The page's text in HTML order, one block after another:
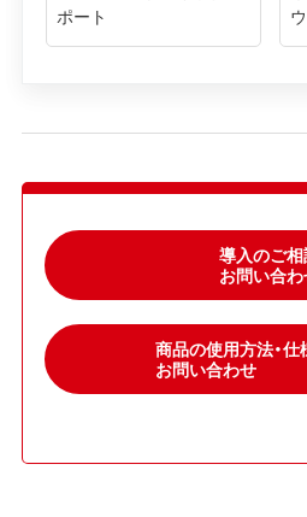
ポート
導入のご
お問い合
商品の使用方法・
お問い合わせ